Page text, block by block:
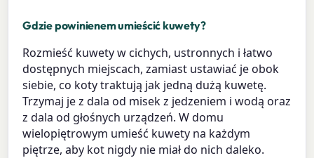
Gdzie powinienem umieścić kuwety?
Rozmieść kuwety w cichych, ustronnych i łatwo
dostępnych miejscach, zamiast ustawiać je obok
siebie, co koty traktują jak jedną dużą kuwetę.
Trzymaj je z dala od misek z jedzeniem i wodą oraz
z dala od głośnych urządzeń. W domu
wielopiętrowym umieść kuwety na każdym
piętrze, aby kot nigdy nie miał do nich daleko.